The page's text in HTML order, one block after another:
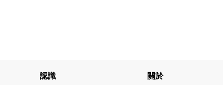
認識
關於